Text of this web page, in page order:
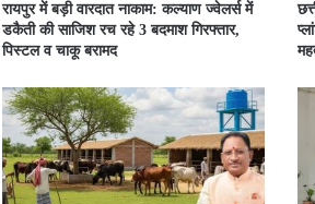
रायपुर में बड़ी वारदात नाकाम: कल्याण ज्वेलर्स में
डकैती की साजिश रच रहे 3 बदमाश गिरफ्तार,
पिस्टल व चाकू बरामद